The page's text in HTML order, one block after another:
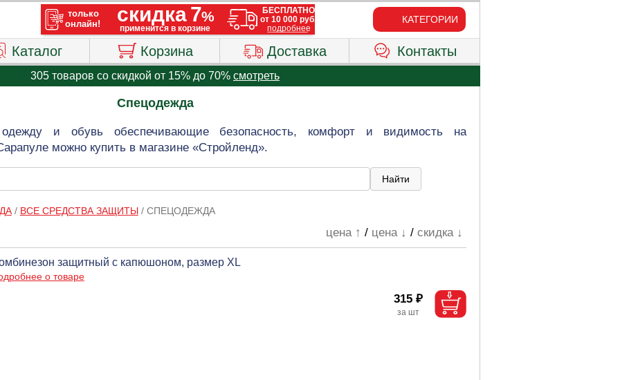
КАТЕГОРИИ
Каталог Корзина Доставка Контакты
305 товаров со скидкой от 15% до 70% смотреть
Спецодежда
и обувь обеспечивающие безопасность, комфорт и видимость на
можно купить в магазине «Стройленд».
/ ВСЕ СРЕДСТВА ЗАЩИТЫ/ СПЕЦОДЕЖДА
цена ↑ / цена ↓ /скидка ↓
защитный с капюшоном, размер XL
о товаре
315 ₽